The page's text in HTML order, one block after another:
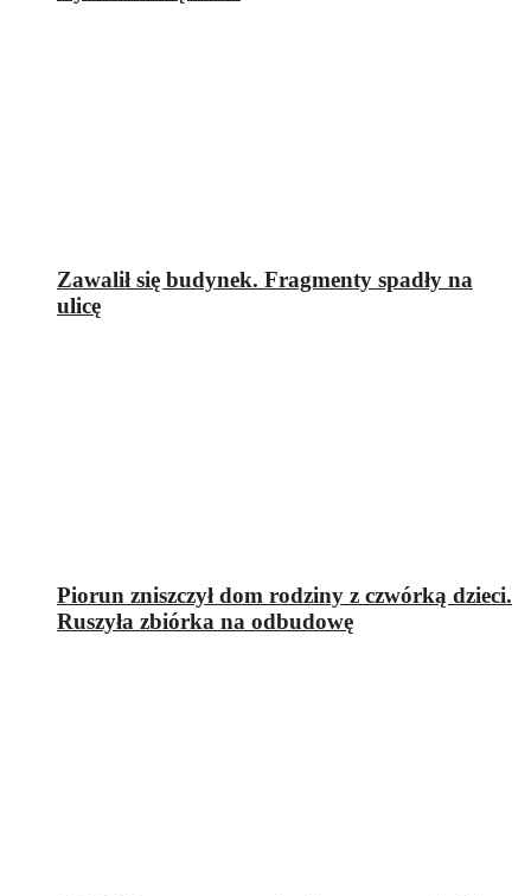
Zawalił się budynek. Fragmenty spadły na
ulicę
Piorun zniszczył dom rodziny z czwórką dzieci.
Ruszyła zbiórka na odbudowę